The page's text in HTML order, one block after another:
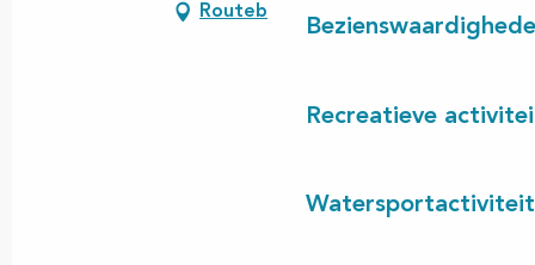
Recreatieve
Routebeschrijving